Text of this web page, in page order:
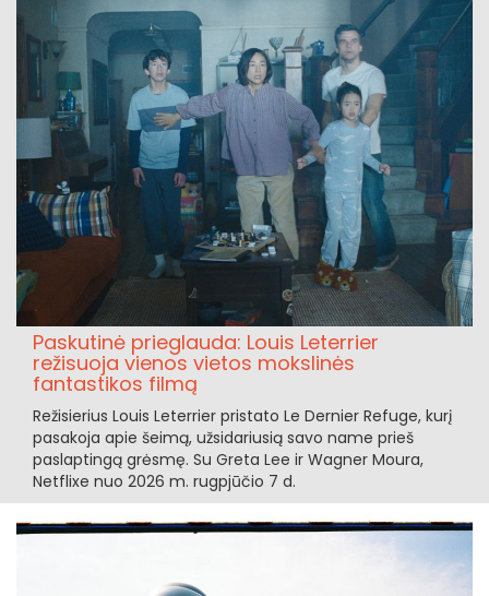
Paskutinė prieglauda: Louis Leterrier
režisuoja vienos vietos mokslinės
fantastikos filmą
Režisierius Louis Leterrier pristato Le Dernier Refuge, kurį
pasakoja apie šeimą, užsidariusią savo name prieš
paslaptingą grėsmę. Su Greta Lee ir Wagner Moura,
Netflixe nuo 2026 m. rugpjūčio 7 d.